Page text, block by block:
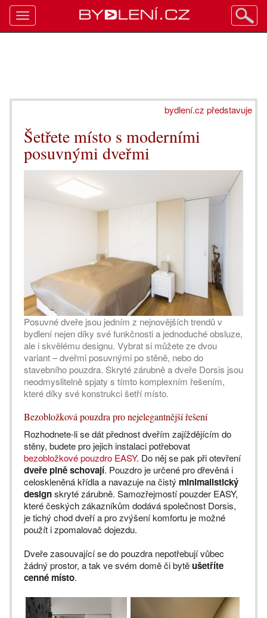
bydlení.cz představuje
Šetřete místo s moderními
posuvnými dveřmi
Posuvné dveře jsou jedním z nejnovějších trendů v
bydlení nejen díky své funkčnosti a jednoduché obsluze,
ale i skvělému designu. Vybrat si můžete ze dvou
variant – dveřmi posuvnými po stěně, nebo do
stavebního pouzdra. Skryté zárubně a dveře Dorsis jsou
neodmyslitelně spjaty s tímto komplexním řešením,
které díky své konstrukci šetří místo.
Bezobložková pouzdra pro nejelegantnější řešení
Rozhodnete-li se dát přednost dveřím zajíždějícím do
stěny, budete pro jejich instalaci potřebovat
bezobložkové pouzdro EASY. Do něj se pak při otevření
dveře plně schovají. Pouzdro je určené pro dřevěná i
celoskleněná křídla a navazuje na čistý minimalistický
designskryté zárubně. Samozřejmostí pouzder EASY,
které českých zákazníkům dodává společnost Dorsis,
je tichý chod dveří a pro zvýšení komfortu je možné
použít i zpomalovač dojezdu.
Dveře zasouvající se do pouzdra nepotřebují vůbec
žádný prostor, a tak ve svém domě či bytěušetříte
cenné místo.
Toggle
navigation